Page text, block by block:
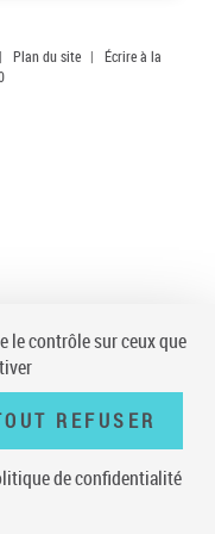
| Plan du site |
Écrire à la
le contrôle sur ceux que
REFUSER
de confidentialité